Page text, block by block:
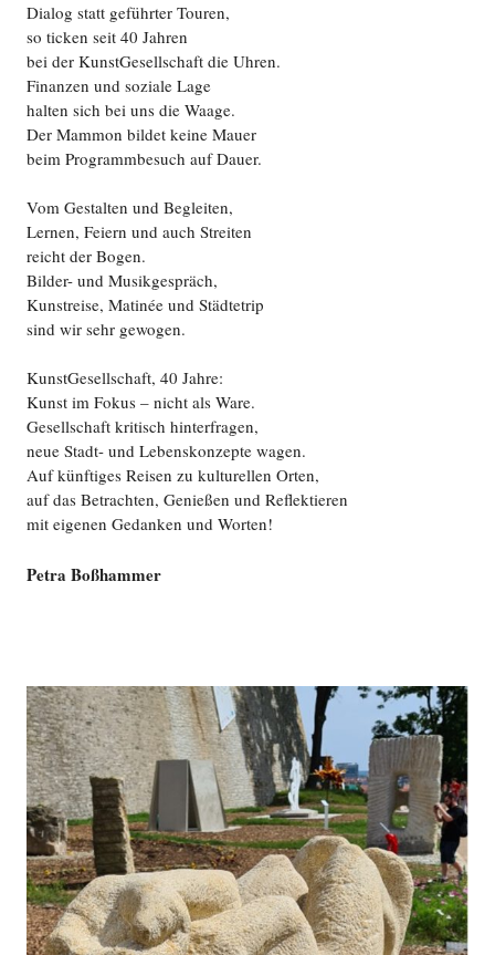
Dialog statt geführter Touren,
so ticken seit 40 Jahren
bei der KunstGesellschaft die Uhren.
Finanzen und soziale Lage
halten sich bei uns die Waage.
Der Mammon bildet keine Mauer
beim Programmbesuch auf Dauer.
Vom Gestalten und Begleiten,
Lernen, Feiern und auch Streiten
reicht der Bogen.
Bilder- und Musikgespräch,
Kunstreise, Matinée und Städtetrip
sind wir sehr gewogen.
KunstGesellschaft, 40 Jahre:
Kunst im Fokus – nicht als Ware.
Gesellschaft kritisch hinterfragen,
neue Stadt- und Lebenskonzepte wagen.
Auf künftiges Reisen zu kulturellen Orten,
auf das Betrachten, Genießen und Reflektieren
mit eigenen Gedanken und Worten!
Petra Boßhammer